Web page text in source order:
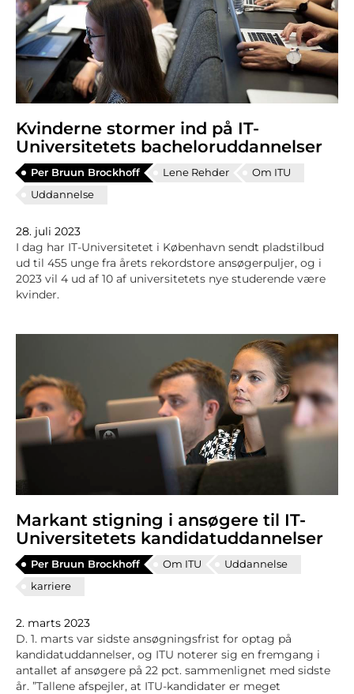
Kvinderne stormer ind på IT-
Universitetets bacheloruddannelser
Per Bruun Brockhoff Lene Rehder
Om ITU
Uddannelse
28. juli 2023
I dag har IT-Universitetet i København sendt pladstilbud
ud til 455 unge fra årets rekordstore ansøgerpuljer, og i
2023 vil 4 ud af 10 af universitetets nye studerende være
kvinder.
Markant stigning i ansøgere til IT-
Universitetets kandidatuddannelser
Per Bruun Brockhoff Om ITU
Uddannelse
karriere
2. marts 2023
D. 1. marts var sidste ansøgningsfrist for optag på
kandidatuddannelser, og ITU noterer sig en fremgang i
antallet af ansøgere på 22 pct. sammenlignet med sidste
år. ”Tallene afspejler, at ITU-kandidater er meget